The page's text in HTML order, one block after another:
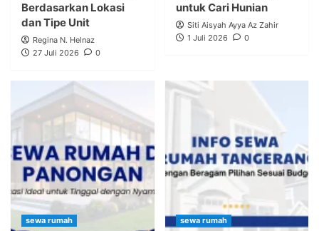
Berdasarkan Lokasi
dan Tipe Unit
Regina N. Helnaz
27 Juli 2026
0
untuk Cari Hunian
Siti Aisyah Ayya Az Zahir
1 Juli 2026
0
sewa rumah sewa rumah